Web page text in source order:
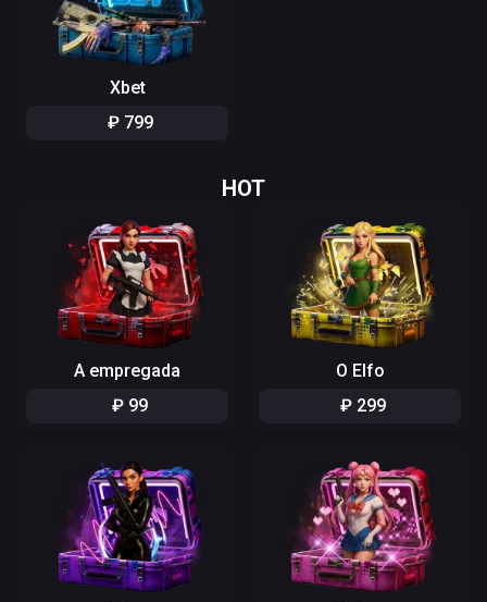
Xbet
₽ 799
HOT
A empregada
₽ 99
O Elfo
₽ 299